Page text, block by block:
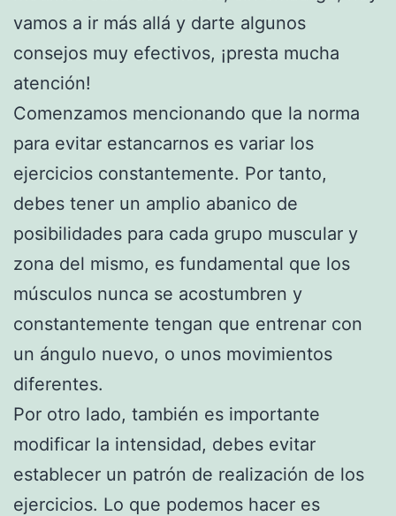
vamos a ir más allá y darte algunos
consejos muy efectivos, ¡presta mucha
atención!
Comenzamos mencionando que la norma
para evitar estancarnos es variar los
ejercicios constantemente. Por tanto,
debes tener un amplio abanico de
posibilidades para cada grupo muscular y
zona del mismo, es fundamental que los
músculos nunca se acostumbren y
constantemente tengan que entrenar con
un ángulo nuevo, o unos movimientos
diferentes.
Por otro lado, también es importante
modificar la intensidad, debes evitar
establecer un patrón de realización de los
ejercicios. Lo que podemos hacer es